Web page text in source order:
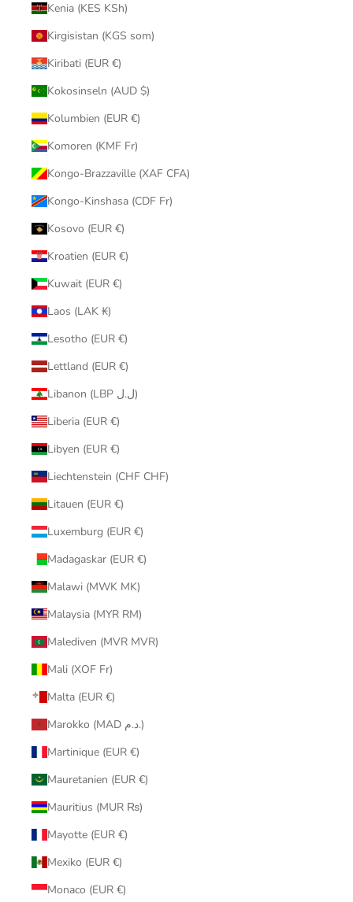
Kenia (KES KSh)
Kirgisistan (KGS som)
Kiribati (EUR €)
Kokosinseln (AUD $)
Kolumbien (EUR €)
Komoren (KMF Fr)
Kongo-Brazzaville (XAF CFA)
Kongo-Kinshasa (CDF Fr)
Kosovo (EUR €)
Kroatien (EUR €)
Kuwait (EUR €)
Laos (LAK ₭)
Lesotho (EUR €)
Lettland (EUR €)
Libanon (LBP ل.ل)
Liberia (EUR €)
Libyen (EUR €)
Liechtenstein (CHF CHF)
Litauen (EUR €)
Luxemburg (EUR €)
Madagaskar (EUR €)
Malawi (MWK MK)
Malaysia (MYR RM)
Malediven (MVR MVR)
Mali (XOF Fr)
Malta (EUR €)
Marokko (MAD د.م.)
Martinique (EUR €)
Mauretanien (EUR €)
Mauritius (MUR ₨)
Mayotte (EUR €)
Mexiko (EUR €)
Monaco (EUR €)